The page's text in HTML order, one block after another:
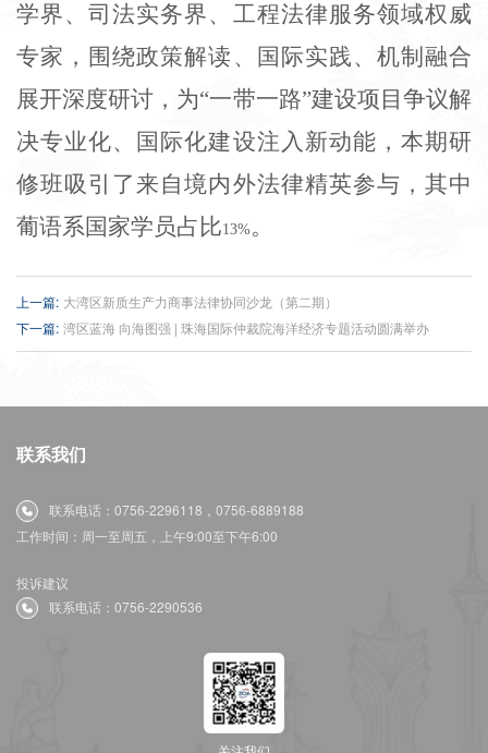
学界、司法实务界、工程法律服务领域权威
专家，围绕政策解读、国际实践、机制融合
展开深度研讨，为“一带一路”建设项目争议解
决专业化、国际化建设注入新动能，本期研
修班吸引了来自境内外法律精英参与，其中
葡语系国家学员占比13%。
上一篇: 大湾区新质生产力商事法律协同沙龙（第二期）
下一篇: 湾区蓝海 向海图强 | 珠海国际仲裁院海洋经济专题活动圆满举办
联系我们
联系电话：0756-2296118，0756-6889188
工作时间：周一至周五，上午9:00至下午6:00
投诉建议
联系电话：0756-2290536